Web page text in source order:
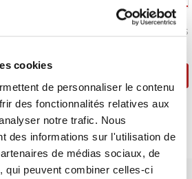
cookies
de personnaliser le contenu
des fonctionnalités relatives aux
notre trafic. Nous
des informations sur l'utilisation de
de médias sociaux, de
qui peuvent combiner celles-ci
Conditions of Sale Yes